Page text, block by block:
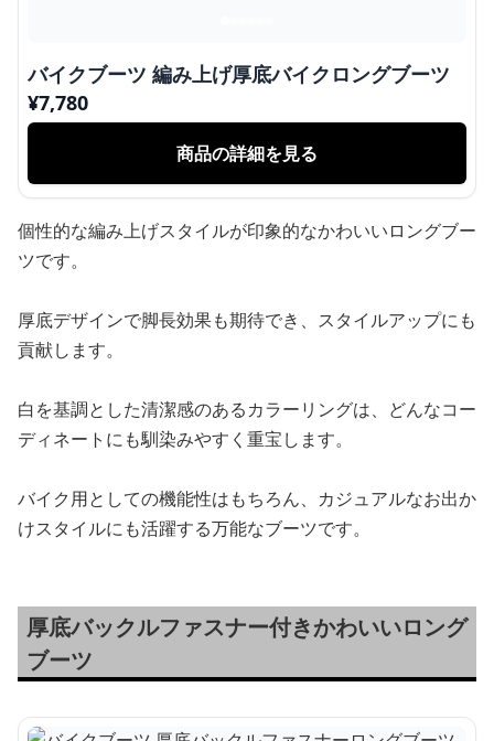
バイクブーツ 編み上げ厚底バイクロングブーツ
¥7,780
商品の詳細を見る
個性的な編み上げスタイルが印象的なかわいいロングブー
ツです。
厚底デザインで脚長効果も期待でき、スタイルアップにも
貢献します。
白を基調とした清潔感のあるカラーリングは、どんなコー
ディネートにも馴染みやすく重宝します。
バイク用としての機能性はもちろん、カジュアルなお出か
けスタイルにも活躍する万能なブーツです。
厚底バックルファスナー付きかわいいロング
ブーツ